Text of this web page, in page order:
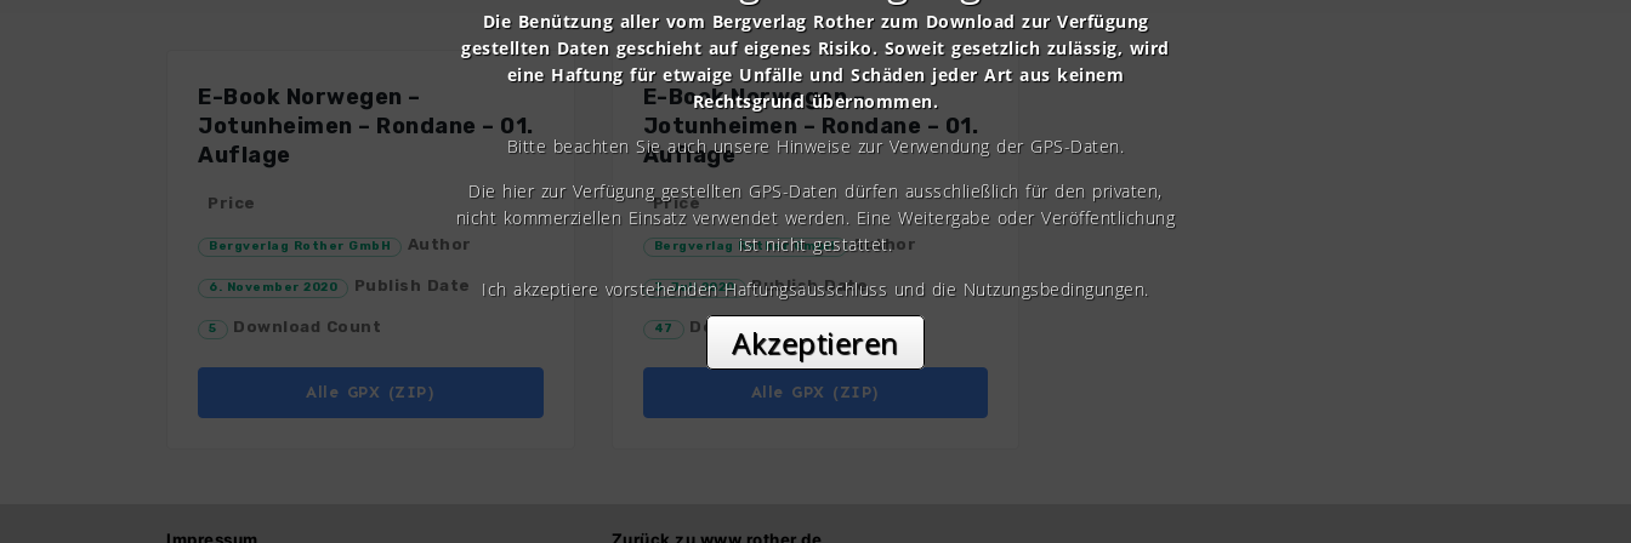
E-Book Norwegen –
Jotunheimen – Rondane – 01.
Auflage
Price
Bergverlag Rother GmbH Author
6. November 2020 Publish Date
5 Download Count
Alle GPX (ZIP)
E-Book Norwegen –
Jotunheimen – Rondane – 01.
Auflage
Price
Bergverlag Rother GmbH Author
3. Juli 2020 Publish Date
47 Download Count
Alle GPX (ZIP)
Die Benützung aller vom Bergverlag Rother zum Download zur Verfügung
gestellten Daten geschieht auf eigenes Risiko. Soweit gesetzlich zulässig, wird
eine Haftung für etwaige Unfälle und Schäden jeder Art aus keinem
Rechtsgrund übernommen.
Bitte beachten Sie auch unsere Hinweise zur Verwendung der GPS-Daten.
Die hier zur Verfügung gestellten GPS-Daten dürfen ausschließlich für den privaten,
nicht kommerziellen Einsatz verwendet werden. Eine Weitergabe oder Veröffentlichung
ist nicht gestattet.
Ich akzeptiere vorstehenden Haftungsausschluss und die Nutzungsbedingungen.
Akzeptieren